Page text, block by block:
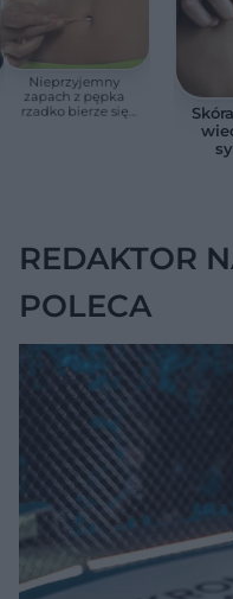
Nieprzyjemny
zapach z pępka
rzadko bierze się
REDAKTOR
POLECA